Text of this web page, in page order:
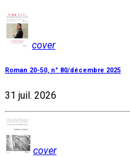
cover
Roman 20-50, n° 80/décembre 2025
31 juil. 2026
cover